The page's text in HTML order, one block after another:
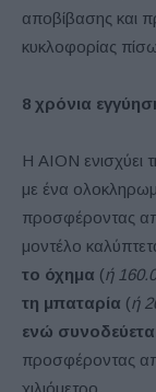
αποβίβασης και
κυκλοφορίας
8 χρόνια
Η AION ενισχύει
με ένα
προσφέροντας
μοντέλο
το όχημα (ή
τη μπαταρία (ή
ενώ
προσφέροντας
χιλιόμετρο.